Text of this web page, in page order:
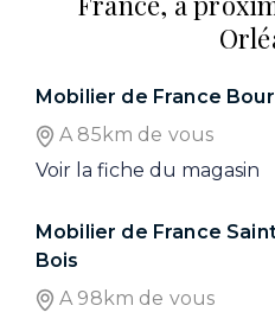
Mobilier de France
A 85km de vous
Voir la fiche du magasin
Mobilier de France
Bois
A 98km de vous